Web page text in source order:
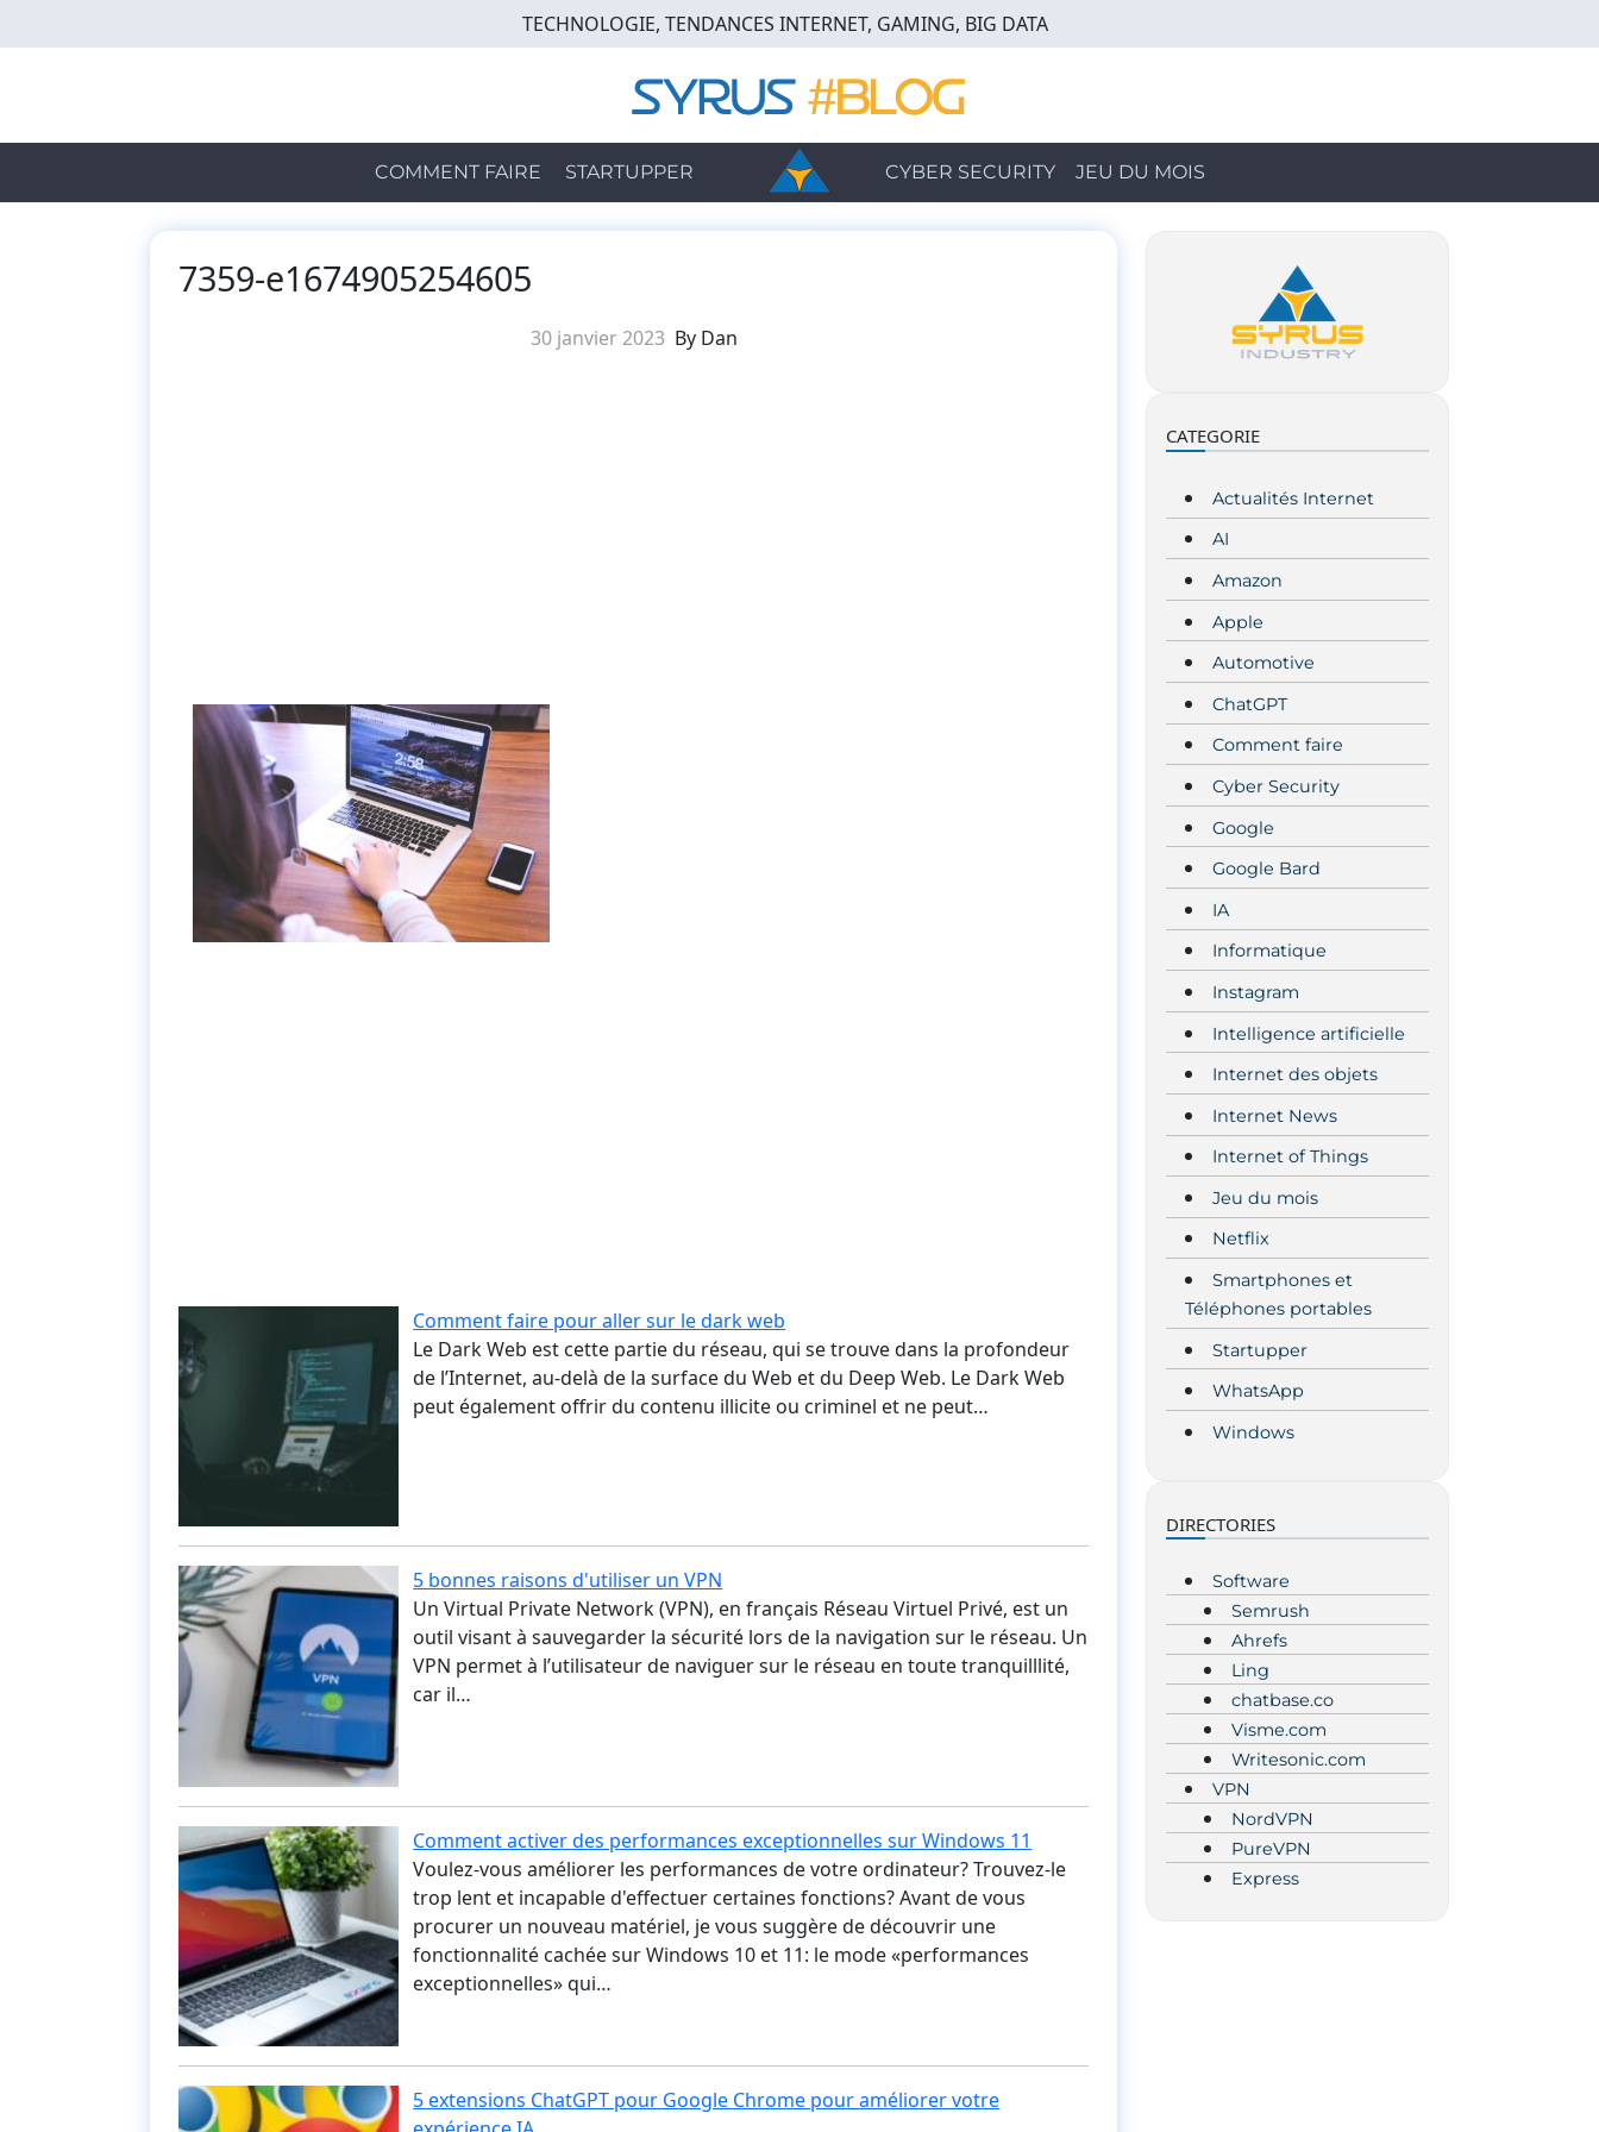
to
TECHNOLOGIE, TENDANCES INTERNET, GAMING, BIG DATA
COMMENT FAIRE STARTUPPER CYBER SECURITY JEU DU MOIS
7359-e1674905254605
30 janvier 2023 By Dan
Comment faire pour aller sur le dark web
Le Dark Web est cette partie du réseau, qui se trouve dans la profondeur
de l’Internet, au-delà de la surface du Web et du Deep Web. Le Dark Web
peut également offrir du contenu illicite ou criminel et ne peut…
5 bonnes raisons d'utiliser un VPN
Un Virtual Private Network (VPN), en français Réseau Virtuel Privé, est un
outil visant à sauvegarder la sécurité lors de la navigation sur le réseau. Un
VPN permet à l’utilisateur de naviguer sur le réseau en toute tranquilllité,
car il…
Comment activer des performances exceptionnelles sur Windows 11
Voulez-vous améliorer les performances de votre ordinateur? Trouvez-le
trop lent et incapable d'effectuer certaines fonctions? Avant de vous
procurer un nouveau matériel, je vous suggère de découvrir une
fonctionnalité cachée sur Windows 10 et 11: le mode «performances
exceptionnelles» qui…
5 extensions ChatGPT pour Google Chrome pour améliorer votre
CATEGORIE
Actualités Internet
AI
Amazon
Apple
Automotive
ChatGPT
Comment faire
Cyber Security
Google
Google Bard
IA
Informatique
Instagram
Intelligence artificielle
Internet des objets
Internet News
Internet of Things
Jeu du mois
Netflix
Smartphones et
Téléphones portables
Startupper
WhatsApp
Windows
DIRECTORIES
Software
Semrush
Ahrefs
Ling
chatbase.co
Visme.com
Writesonic.com
VPN
NordVPN
PureVPN
Express